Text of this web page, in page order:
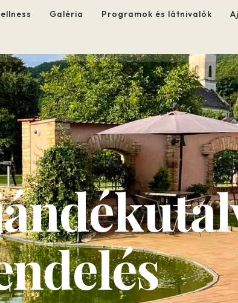
Galéria Programok és látnivalók